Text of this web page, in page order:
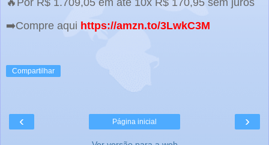
🔥Por R$ 1.709,05 em até 10x R$ 170,95 sem juros
➡️Compre aqui https://amzn.to/3LwkC3M
Compartilhar
‹ ›
Página inicial